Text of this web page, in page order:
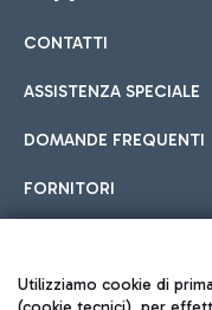
Cucina Internazionale
Hotel in aeroporto
Scegli l'alloggio più
all'aeroporto.
Car sharing
Con il Car Sharing è
CONTATTI
ASSISTENZA SPECIALE
DOMANDE FREQUENTI
FORNITORI
Seguici sui
Utilizziamo cookie di